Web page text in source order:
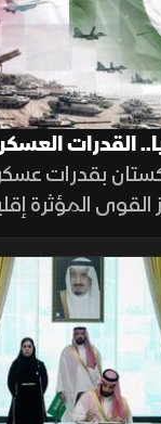
القدرات
بقدرات
القوى المؤثرة
في تحديث
الجوية